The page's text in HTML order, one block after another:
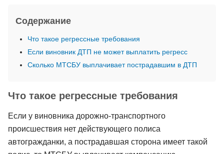
Содержание
Что такое регрессные требования
Если виновник ДТП не может выплатить регресс
Сколько МТСБУ выплачивает пострадавшим в ДТП
Что такое регрессные требования
Если у виновника дорожно-транспортного
происшествия нет действующего полиса
автогражданки, а пострадавшая сторона имеет такой